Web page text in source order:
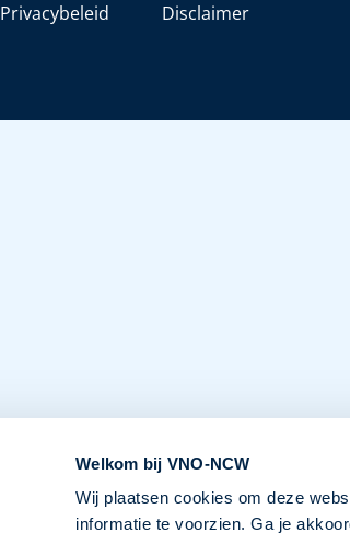
Welkom bij VNO-NCW
Wij plaatsen cookies om deze
informatie te voorzien. Ga je
Privacybeleid Disclaimer